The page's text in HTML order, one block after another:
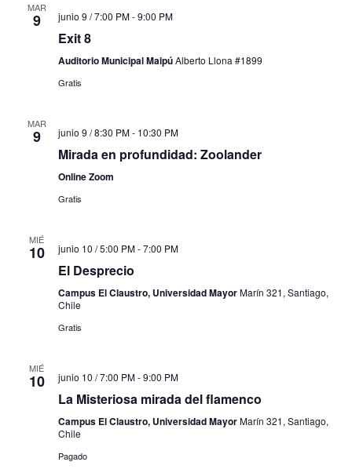
MAR
9 junio 9 / 7:00 PM-9:00 PM
Exit 8
Auditorio Municipal MaipúAlberto Llona #1899
Gratis
MAR
9 junio 9 / 8:30 PM- 10:30 PM
Mirada en profundidad: Zoolander
Online Zoom
Gratis
MIÉ
10 junio 10 / 5:00 PM-7:00 PM
El Desprecio
Campus El Claustro, Universidad MayorMarín 321, Santiago,
Chile
Gratis
MIÉ
10 junio 10 / 7:00 PM-9:00 PM
La Misteriosa mirada del flamenco
Campus El Claustro, Universidad MayorMarín 321, Santiago,
Chile
Pagado